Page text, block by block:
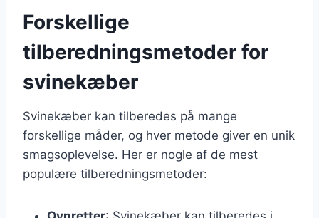
Forskellige
tilberedningsmetoder for
svinekæber
Svinekæber kan tilberedes på mange
forskellige måder, og hver metode giver en unik
smagsoplevelse. Her er nogle af de mest
populære tilberedningsmetoder: